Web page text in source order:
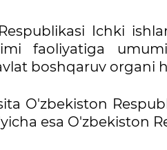
Ichki
faoliyatiga
boshqaruv organi
O'zbekiston
esa O'zbekiston